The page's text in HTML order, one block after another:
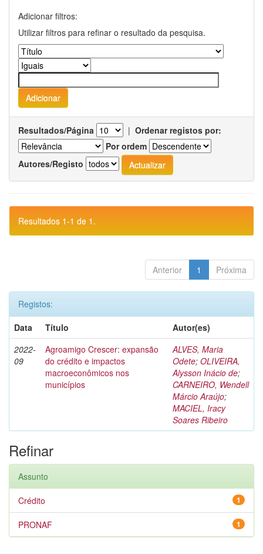
Adicionar filtros:
Utilizar filtros para refinar o resultado da pesquisa.
Resultados/Página | Ordenar registos por:
Por ordem
Autores/Registo
Resultados 1-1 de 1.
Anterior 1 Próxima
Registos:
Data
Título
Autor(es)
2022-
09
Agroamigo Crescer: expansão
do crédito e impactos
macroeconômicos nos
municípios
ALVES, Maria
Odete; OLIVEIRA,
Alysson Inácio de;
CARNEIRO, Wendell
Márcio Araújo;
MACIEL, Iracy
Soares Ribeiro
Refinar
Assunto
1
Crédito
1
PRONAF